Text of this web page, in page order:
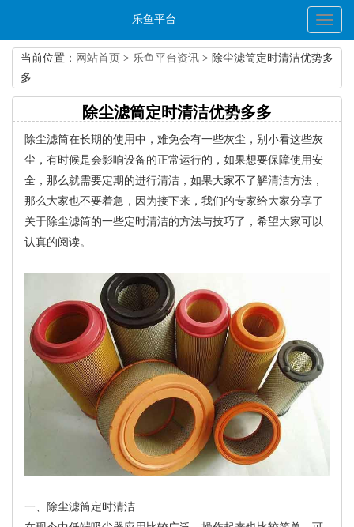
Toggle
乐鱼平台
当前位置： 网站首页 > 乐鱼平台资讯 > 除尘滤筒定时清洁优势多
多
除尘滤筒定时清洁优势多多
除尘滤筒在长期的使用中，难免会有一些灰尘，别小看这些灰
尘，有时候是会影响设备的正常运行的，如果想要保障使用安
全，那么就需要定期的进行清洁，如果大家不了解清洁方法，
那么大家也不要着急，因为接下来，我们的专家给大家分享了
关于除尘滤筒的一些定时清洁的方法与技巧了，希望大家可以
认真的阅读。
一、除尘滤筒定时清洁